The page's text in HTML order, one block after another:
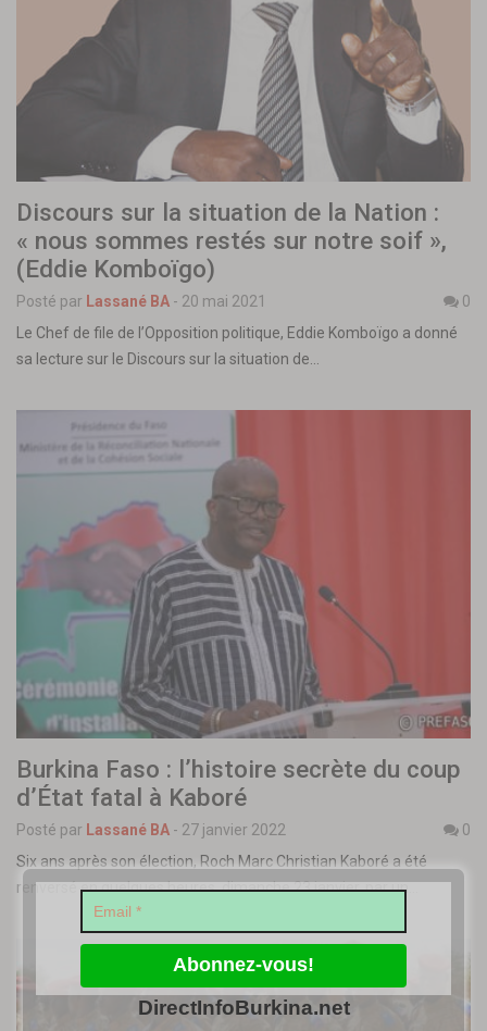
Discours sur la situation de la Nation :
« nous sommes restés sur notre soif »,
(Eddie Komboïgo)
Posté par Lassané BA - 20 mai 2021
0
Le Chef de file de l’Opposition politique, Eddie Komboïgo a donné
sa lecture sur le Discours sur la situation de…
Burkina Faso : l’histoire secrète du coup
d’État fatal à Kaboré
Posté par Lassané BA - 27 janvier 2022
0
Six ans après son élection, Roch Marc Christian Kaboré a été
renversé en quelques heures, dimanche 23 janvier, par un…
DirectInfoBurkina.net